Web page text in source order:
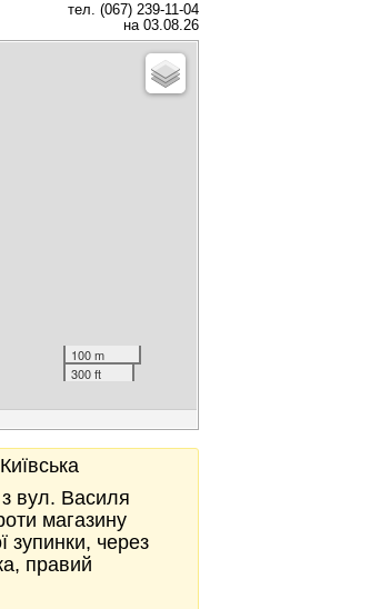
тел. (067) 239-11-04
на 03.08.26
100 m
300 ft
вул. Василя
магазину
зупинки, через
правий